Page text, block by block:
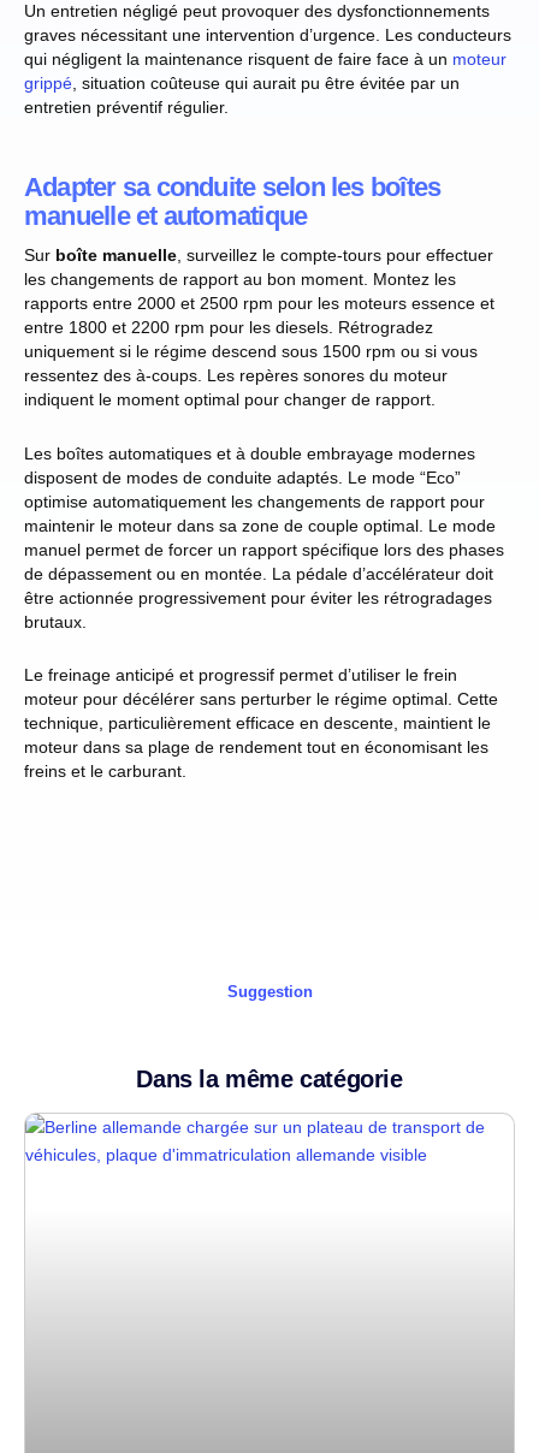
Un entretien négligé peut provoquer des dysfonctionnements
graves nécessitant une intervention d’urgence. Les conducteurs
qui négligent la maintenance risquent de faire face à un moteur
grippé , situation coûteuse qui aurait pu être évitée par un
entretien préventif régulier.
Adapter sa conduite selon les boîtes
manuelle et automatique
Sur boîte manuelle , surveillez le compte-tours pour effectuer
les changements de rapport au bon moment. Montez les
rapports entre 2000 et 2500 rpm pour les moteurs essence et
entre 1800 et 2200 rpm pour les diesels. Rétrogradez
uniquement si le régime descend sous 1500 rpm ou si vous
ressentez des à-coups. Les repères sonores du moteur
indiquent le moment optimal pour changer de rapport.
Les boîtes automatiques et à double embrayage modernes
disposent de modes de conduite adaptés. Le mode “Eco”
optimise automatiquement les changements de rapport pour
maintenir le moteur dans sa zone de couple optimal. Le mode
manuel permet de forcer un rapport spécifique lors des phases
de dépassement ou en montée. La pédale d’accélérateur doit
être actionnée progressivement pour éviter les rétrogradages
brutaux.
Le freinage anticipé et progressif permet d’utiliser le frein
moteur pour décélérer sans perturber le régime optimal. Cette
technique, particulièrement efficace en descente, maintient le
moteur dans sa plage de rendement tout en économisant les
freins et le carburant.
Suggestion
Dans la même catégorie